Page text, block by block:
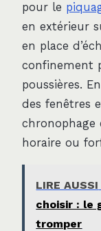
pour le
en extérieur
en place
confinement
poussières.
des fenêtres
chronophage
horaire ou
LIRE AUSSI
choisir : le
tromper